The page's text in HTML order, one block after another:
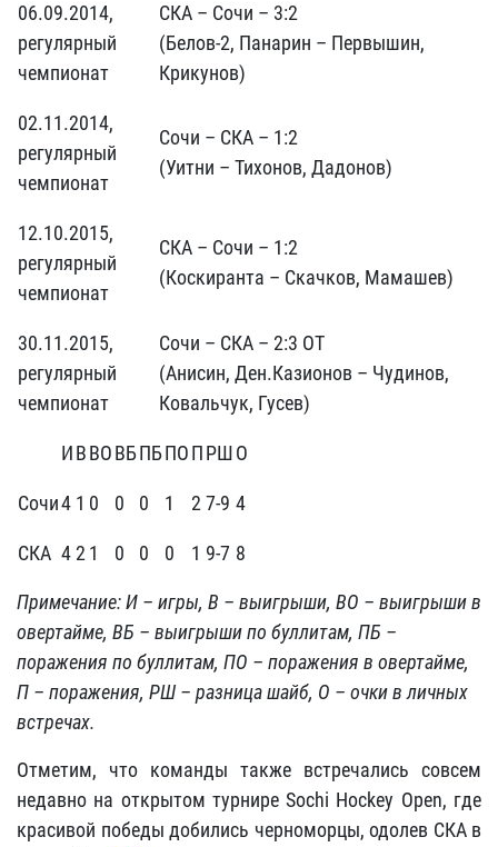
06.09.2014,
регулярный
чемпионат
СКА – Сочи – 3:2
(Белов-2, Панарин – Первышин,
Крикунов)
02.11.2014,
регулярный
чемпионат
Сочи – СКА – 1:2
(Уитни – Тихонов, Дадонов)
12.10.2015,
регулярный
чемпионат
СКА – Сочи – 1:2
(Коскиранта – Скачков, Мамашев)
30.11.2015,
регулярный
чемпионат
Сочи – СКА – 2:3 ОТ
(Анисин, Ден.Казионов – Чудинов,
Ковальчук, Гусев)
ИВВОВБПБПОПРШО
Сочи4 1 0 0 0 1 2 7-9 4
СКА 4 2 1 0 0 0 1 9-7 8
Примечание: И – игры, В – выигрыши, ВО – выигрыши в
овертайме, ВБ – выигрыши по буллитам, ПБ –
поражения по буллитам, ПО – поражения в овертайме,
П – поражения, РШ – разница шайб, О – очки в личных
встречах.
Отметим, что команды также встречались совсем
недавно на открытом турнире Sochi Hockey Open, где
красивой победы добились черноморцы, одолев СКА в